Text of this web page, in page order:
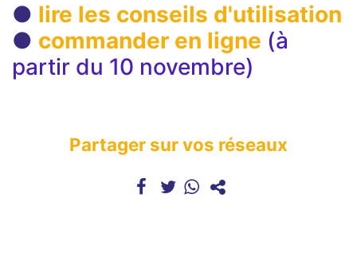
● lire les conseils d'utilisation
● commander en ligne (à
partir du 10 novembre)
Partager sur vos réseaux